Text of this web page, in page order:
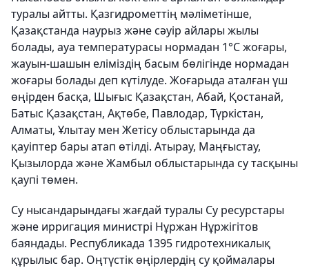
туралы айтты. Қазгидрометтің мәліметінше,
Қазақстанда наурыз және сәуір айлары жылы
болады, ауа температурасы нормадан 1°С жоғары,
жауын-шашын еліміздің басым бөлігінде нормадан
жоғары болады деп күтілуде. Жоғарыда аталған үш
өңірден басқа, Шығыс Қазақстан, Абай, Қостанай,
Батыс Қазақстан, Ақтөбе, Павлодар, Түркістан,
Алматы, Ұлытау мен Жетісу облыстарында да
қауіптер бары атап өтілді. Атырау, Маңғыстау,
Қызылорда және Жамбыл облыстарында су тасқыны
қаупі төмен.
Су нысандарындағы жағдай туралы Су ресурстары
және ирригация министрі Нұржан Нұржігітов
баяндады. Республикада 1395 гидротехникалық
құрылыс бар. Оңтүстік өңірлердің су қоймалары